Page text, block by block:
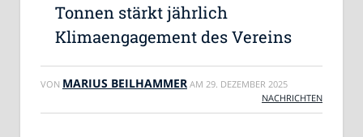
Tonnen stärkt jährlich
Klimaengagement des Vereins
VON MARIUS BEILHAMMER AM 29. DEZEMBER 2025
NACHRICHTEN